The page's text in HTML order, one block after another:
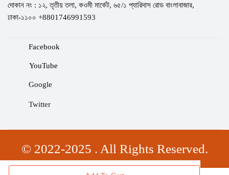
দোকান নং : ১২, তৃতীয় তলা, কওমী মার্কেট, ৬৫/১ প্যারিদাস রোড বাংলাবাজার,
ঢাকা-১১০০ +8801746991593
Facebook
YouTube
Google
Twitter
© 2022-2025 . All Rights Reserved.